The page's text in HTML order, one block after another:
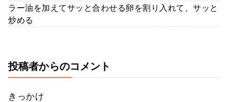
ラー油を加えてサッと合わせる卵を割り入れて、サッと
炒める
投稿者からのコメント
きっかけ